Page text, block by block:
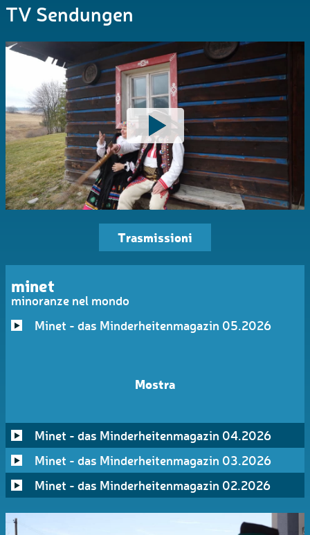
TV Sendungen
Trasmissioni
minet
minoranze nel mondo
Minet - das Minderheitenmagazin 05.2026
Mostra
Minet - das Minderheitenmagazin 04.2026
Minet - das Minderheitenmagazin 03.2026
Minet - das Minderheitenmagazin 02.2026